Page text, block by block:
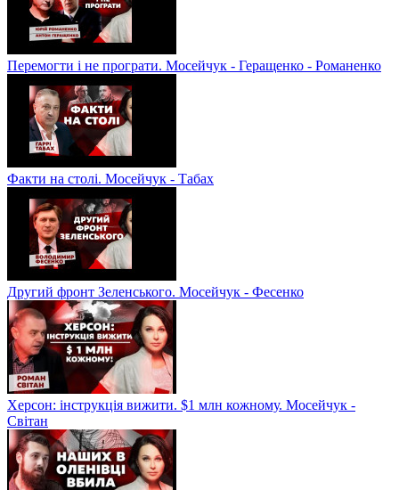
Перемогти і не програти. Мосейчук - Геращенко - Романенко
Факти на столі. Мосейчук - Табах
Другий фронт Зеленського. Мосейчук - Фесенко
Херсон: інструкція вижити. $1 млн кожному. Мосейчук -
Світан